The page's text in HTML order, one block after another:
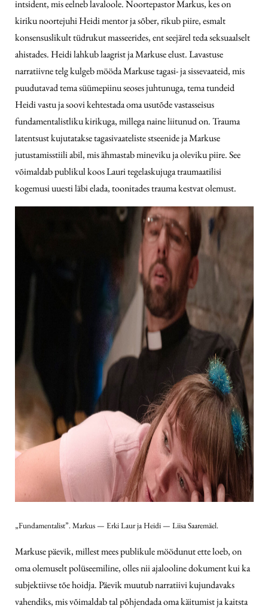
intsident, mis eelneb lavaloole. Noortepastor Markus, kes on
kiriku noortejuhi Heidi mentor ja sõber, rikub piire, esmalt
konsensuslikult tüdrukut masseerides, ent seejärel teda seksuaalselt
ahistades. Heidi lahkub laagrist ja Markuse elust. Lavastuse
narratiivne telg kulgeb mööda Markuse tagasi- ja sissevaateid, mis
puudutavad tema süümepiinu seoses juhtunuga, tema tundeid
Heidi vastu ja soovi kehtestada oma usutõde vastasseisus
fundamentalistliku kirikuga, millega naine liitunud on. Trauma
latentsust kujutatakse tagasivaateliste stseenide ja Markuse
jutustamisstiili abil, mis ähmastab mineviku ja oleviku piire. See
võimaldab publikul koos Lauri tegelaskujuga traumaatilisi
kogemusi uuesti läbi elada, toonitades trauma kestvat olemust.
„Fundamentalist”. Markus — Erki Laur ja Heidi — Liisa Saaremäel.
Markuse päevik, millest mees publikule möödunut ette loeb, on
oma olemuselt polüseemiline, olles nii ajalooline dokument kui ka
subjektiivse tõe hoidja. Päevik muutub narratiivi kujundavaks
vahendiks, mis võimaldab tal põhjendada oma käitumist ja kaitsta